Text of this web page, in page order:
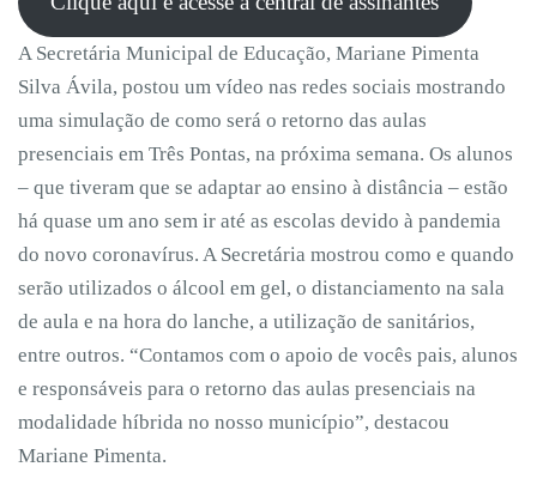
A Secretária Municipal de Educação, Mariane Pimenta
Silva Ávila, postou um vídeo nas redes sociais mostrando
uma simulação de como será o retorno das aulas
presenciais em Três Pontas, na próxima semana. Os alunos
– que tiveram que se adaptar ao ensino à distância – estão
há quase um ano sem ir até as escolas devido à pandemia
do novo coronavírus. A Secretária mostrou como e quando
serão utilizados o álcool em gel, o distanciamento na sala
de aula e na hora do lanche, a utilização de sanitários,
entre outros. “Contamos com o apoio de vocês pais, alunos
e responsáveis para o retorno das aulas presenciais na
modalidade híbrida no nosso município”, destacou
Mariane Pimenta.